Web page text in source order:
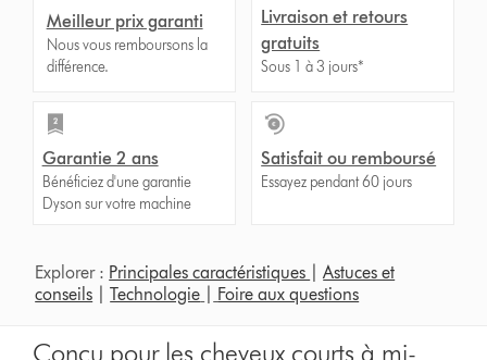
Meilleur prix garanti
Nous vous remboursons la
différence.
Livraison et retours
gratuits
Sous 1 à 3 jours*
Garantie 2 ans
Bénéficiez d'une garantie
Dyson sur votre machine
Satisfait ou remboursé
Essayez pendant 60 jours
Explorer : Principales caractéristiques |Astuces et
conseils |Technologie Foire aux questions
Conçu pour les cheveux courts à mi-